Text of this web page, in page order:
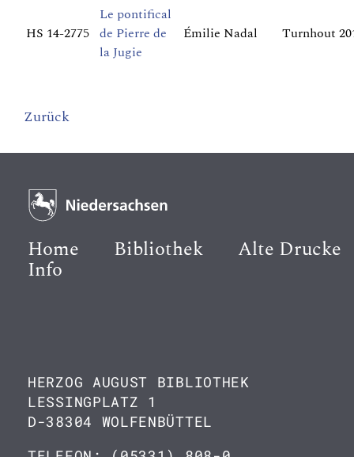
HS 14-2775
Le pontifical
de Pierre de
la Jugie
Émilie Nadal Turnhout
Zurück
Home Bibliothek Alte Drucke
Info
HERZOG AUGUST BIBLIOTHEK
LESSINGPLATZ 1
D-38304 WOLFENBÜTTEL